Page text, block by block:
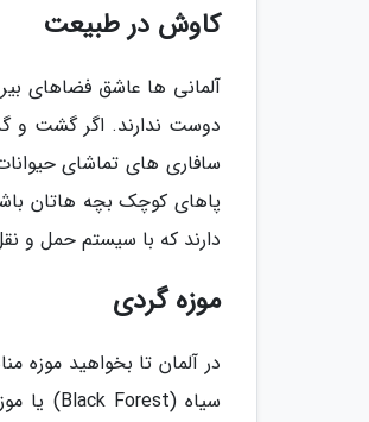
کاوش در طبیعت
آلمانی ها عاشق فضاهای
دوست ندارند. اگر گشت و
سافاری های تماشای
پاهای کوچک بچه هاتان
دارند که با سیستم حمل و
موزه گردی